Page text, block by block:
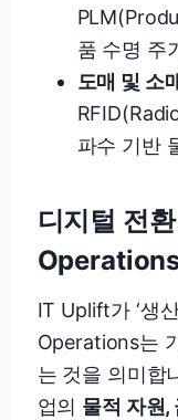
품 수명 주
도매 및 소
파수 기반
디지털 전
IT Uplift가 ‘생
Operations는
는 것을 의미합
업의 물적 자원,